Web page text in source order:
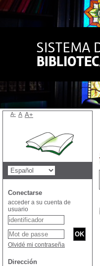
A- A A+
Conectarse
acceder a su cuenta de
usuario
Olvidé mi contraseña
Dirección